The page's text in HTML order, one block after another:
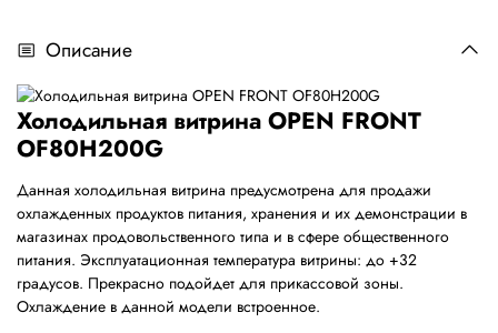
Описание
Холодильная витрина OPEN FRONT
OF80H200G
Данная холодильная витрина предусмотрена для продажи
охлажденных продуктов питания, хранения и их демонстрации в
магазинах продовольственного типа и в сфере общественного
питания. Эксплуатационная температура витрины: до +32
градусов. Прекрасно подойдет для прикассовой зоны.
Охлаждение в данной модели встроенное.